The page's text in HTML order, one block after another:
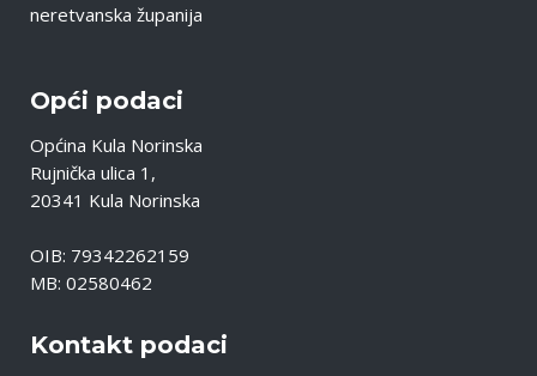
neretvanska županija
Opći podaci
Općina Kula Norinska
Rujnička ulica 1,
20341 Kula Norinska
OIB: 79342262159
MB: 02580462
Kontakt podaci